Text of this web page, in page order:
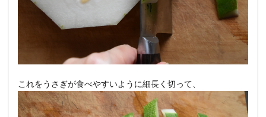
これをうさぎが食べやすいように細長く切って、